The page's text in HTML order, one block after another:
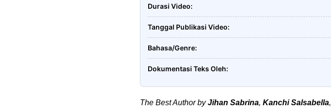
Durasi Video
Tanggal Publikasi Video
Bahasa/Genre
Dokumentasi Teks Oleh
The Best Author byJihan Sabrina, Kanchi Salsabella,